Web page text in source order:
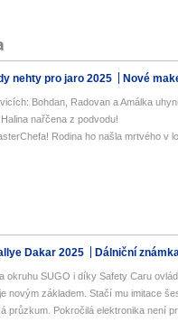
nehty pro jaro 2025 Nové
Bohdan, Radovan a Amálka
nařčena z podvodu!
Rodina ho našla mrtvého v
Dakar 2025 Dálniční
okruhu SUGO i díky Safety Caru
novým základem. Stačí mu imitace
průzkum. Pokročilá elektronika není